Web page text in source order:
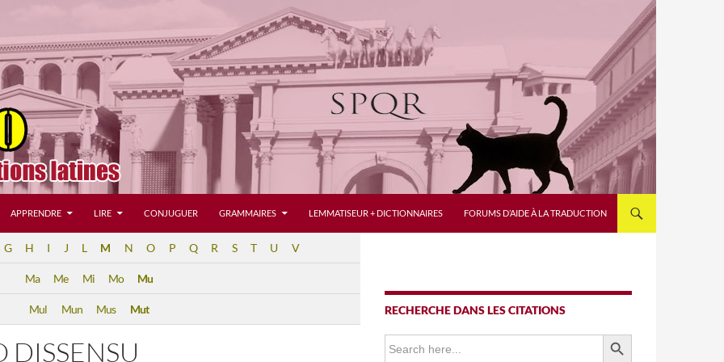
APPRENDRE LIRE CONJUGUER GRAMMAIRES LEMMATISEUR + DICTIONNAIRES FORUMS D’AIDE À LA TRADUCTION
G H I J L M N O P Q R S T U V
Ma Me Mi Mo Mu
Mul Mun Mus Mut
DISSENSU
RECHERCHE DANS LES CITATIONS
Search
for:
SEARCH BUTTON